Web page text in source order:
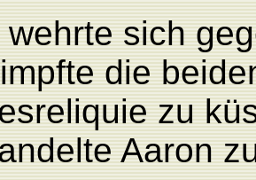
sich
die
zu
Aaron